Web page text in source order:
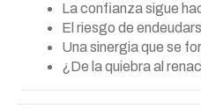
La confianza sigue
El riesgo de
Una sinergia que se
¿De la quiebra al